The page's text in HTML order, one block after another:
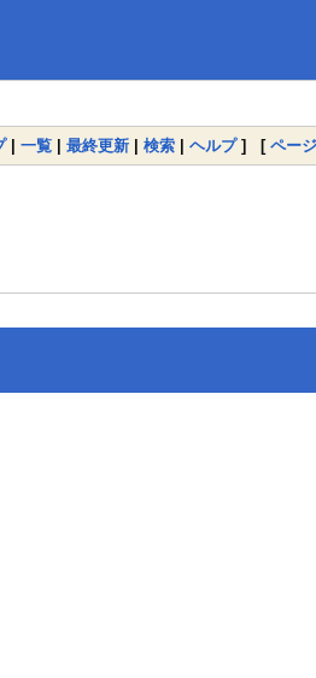
| 一覧 | 最終更新 | 検索 | ヘルプ] [ ペー